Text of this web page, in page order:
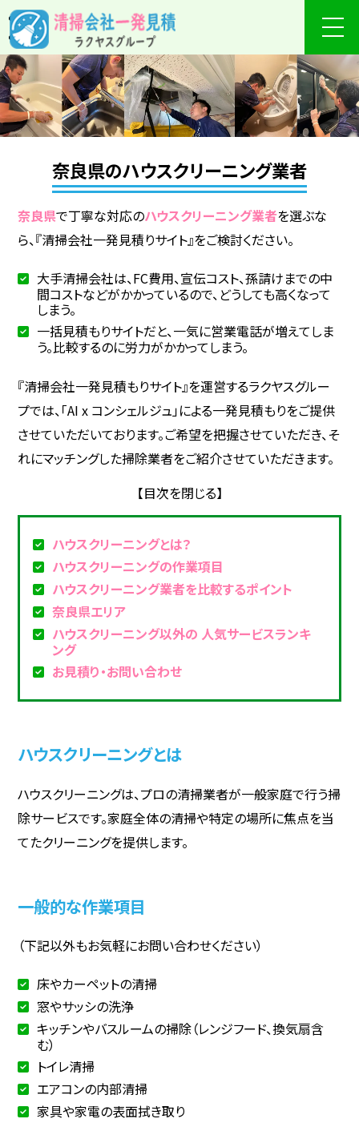
奈良県のハウスクリーニング業者
奈良県で丁寧な対応のハウスクリーニング業者を選ぶな
ら、『清掃会社一発見積りサイト』をご検討ください。
大手清掃会社は、FC費用、宣伝コスト、孫請けまでの中
間コストなどがかかっているので、どうしても高くなって
しまう。
一括見積もりサイトだと、一気に営業電話が増えてしま
う。比較するのに労力がかかってしまう。
『清掃会社一発見積もりサイト』を運営するラクヤスグルー
プでは、「AI x コンシェルジュ」による一発見積もりをご提供
させていただいております。ご希望を把握させていただき、そ
れにマッチングした掃除業者をご紹介させていただきます。
ハウスクリーニングとは？
ハウスクリーニングの作業項目
ハウスクリーニング業者を比較するポイント
奈良県エリア
ハウスクリーニング以外の 人気サービスランキ
ング
お見積り・お問い合わせ
ハウスクリーニングとは
ハウスクリーニングは、プロの清掃業者が一般家庭で行う掃
除サービスです。家庭全体の清掃や特定の場所に焦点を当
てたクリーニングを提供します。
一般的な作業項目
（下記以外もお気軽にお問い合わせください）
床やカーペットの清掃
窓やサッシの洗浄
キッチンやバスルームの掃除（レンジフード、換気扇含
む）
トイレ清掃
エアコンの内部清掃
家具や家電の表面拭き取り